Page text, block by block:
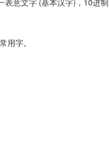
用字。